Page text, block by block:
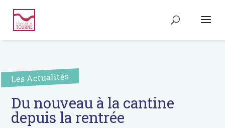
Les Actualités
Du nouveau à la cantine
depuis la rentrée